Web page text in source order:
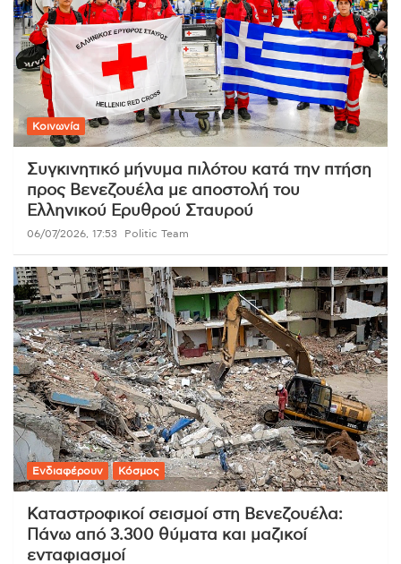
Κοινωνία
Συγκινητικό μήνυμα πιλότου κατά την πτήση
προς Βενεζουέλα με αποστολή του
Ελληνικού Ερυθρού Σταυρού
06/07/2026, 17:53 Politic Team
Ενδιαφέρουν Κόσμος
Καταστροφικοί σεισμοί στη Βενεζουέλα:
Πάνω από 3.300 θύματα και μαζικοί
ενταφιασμοί